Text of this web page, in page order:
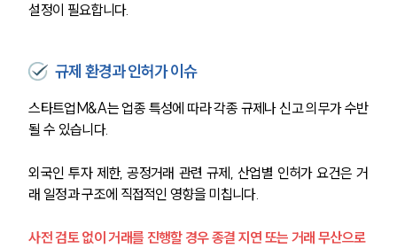
설정이 필요합니다.
규제 환경과 인허가 이슈
스타트업M&A는 업종 특성에 따라 각종 규제나 신고 의무가 수반
될 수 있습니다.
외국인 투자 제한, 공정거래 관련 규제, 산업별 인허가 요건은 거
래 일정과 구조에 직접적인 영향을 미칩니다.
사전 검토 없이 거래를 진행할 경우 종결 지연 또는 거래 무산으로